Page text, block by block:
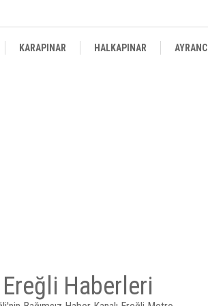
KARAPINAR HALKAPINAR AYRANCI
Ereğli Haberleri